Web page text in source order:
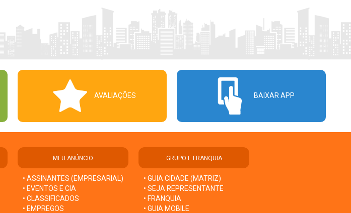
AVALIAÇÕES BAIXAR APP
MEU ANÚNCIO
• ASSINANTES (EMPRESARIAL)
• EVENTOS E CIA
• CLASSIFICADOS
• EMPREGOS
GRUPO E FRANQUIA
• GUIA CIDADE (MATRIZ)
• SEJA REPRESENTANTE
• FRANQUIA
• GUIA MOBILE